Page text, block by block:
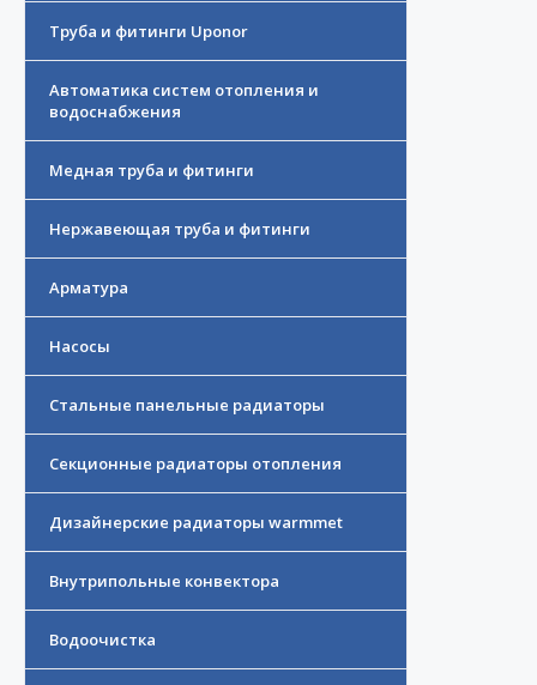
Труба и фитинги Uponor
Автоматика систем отопления и
водоснабжения
Медная труба и фитинги
Нержавеющая труба и фитинги
Арматура
Насосы
Стальные панельные радиаторы
Секционные радиаторы отопления
Дизайнерские радиаторы warmmet
Внутрипольные конвектора
Водоочистка